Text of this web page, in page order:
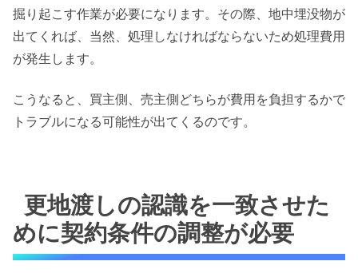
掘り起こす作業が必要になります。その際、地中埋没物が
出てくれば、当然、処理しなければならないため処理費用
が発生します。
こうなると、買主側、売主側どちらが費用を負担するかで
トラブルになる可能性が出てくるのです。
更地渡しの認識を一致させた
めに契約条件の調整が必要